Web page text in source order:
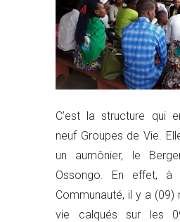
C’est la structure qui
neuf Groupes de Vie.
un aumônier, le
Ossongo. En effet,
Communauté, il y a (09)
vie calqués sur les